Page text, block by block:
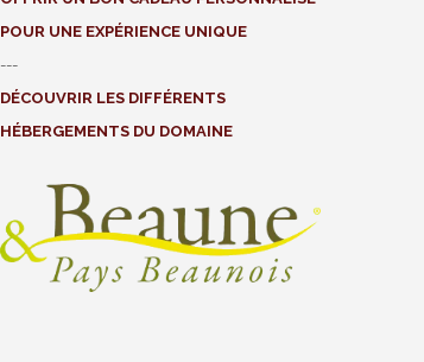
POUR UNE EXPÉRIENCE UNIQUE
---
DÉCOUVRIR LES DIFFÉRENTS
HÉBERGEMENTS DU DOMAINE